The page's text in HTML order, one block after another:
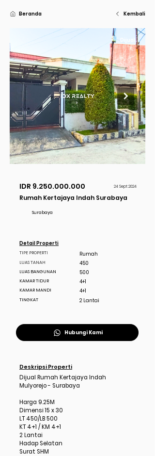
Beranda Kembali
Dijual
IDR 9.250.000.000 24 Sept 2024
Rumah Kertajaya Indah Surabaya
Surabaya
Detail Properti
TIPE PROPERTI
LUAS TANAH
LUAS BANGUNAN
KAMAR TIDUR
KAMAR MANDI
TINGKAT
Rumah
450
500
4+1
4+1
2 Lantai
Hubungi Kami
Deskripsi Properti
Dijual Rumah Kertajaya Indah
Mulyorejo - Surabaya
Harga 9.25M
Dimensi 15 x 30
LT 450/LB 500
KT 4+1 / KM 4+1
2 Lantai
Hadap Selatan
Surat SHM